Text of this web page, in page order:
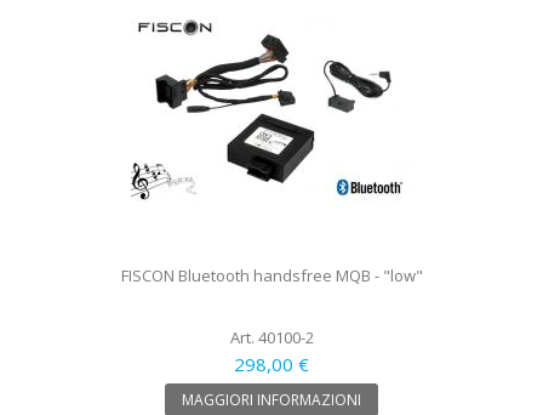
FISCON Bluetooth handsfree MQB - "low"
Art. 40100-2
298,00 €
MAGGIORI INFORMAZIONI